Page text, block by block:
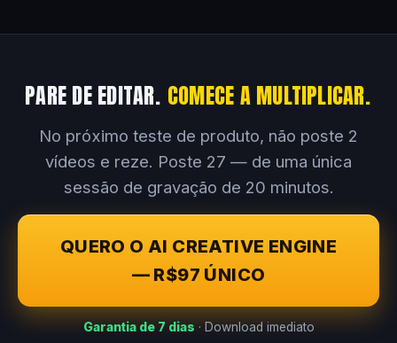
PARE DE EDITAR. COMECE A MULTIPLICAR.
No próximo teste de produto, não poste 2
vídeos e reze. Poste 27 — de uma única
sessão de gravação de 20 minutos.
QUERO O AI CREATIVE ENGINE
— R$97 ÚNICO
Garantia de 7 dias · Download imediato